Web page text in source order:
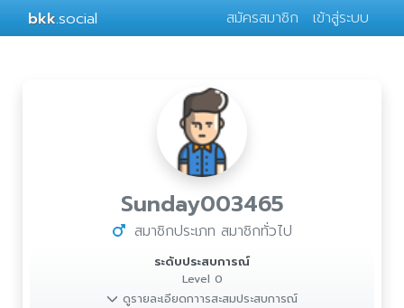
bkk.social สมัครสมาชิก เข้าสู่ระบบ
Sunday003465
สมาชิกประเภท สมาชิกทั่วไป
ระดับประสบการณ์
Level 0
ดูรายละเอียดกาารสะสมประสบการณ์